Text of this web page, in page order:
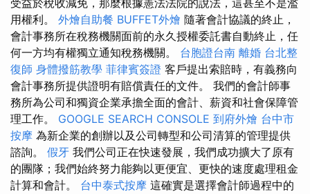
受益於稅收減免，那麼根據憲法法院的說法，這甚至不是濫
用權利。 外燴自助餐 BUFFET外燴 隨著會計協議的終止，
會計事務所在稅務機關面前的永久授權委託書自動終止，任
何一方均有權獨立通知稅務機關。 台胞證台南 離婚 台北整
復師 身體撥筋教學 菲律賓簽證 客戶提出索賠時，有義務向
會計事務所提供證明有賠償責任的文件。 我們的會計師事
務所為公司和獨資企業承擔全面的會計、薪資和社會保障管
理工作。 GOOGLE SEARCH CONSOLE 到府外燴 台中市
按摩 為新企業的創辦以及公司轉型和公司清算的管理提供
諮詢。 假牙 我們公司正在快速發展，我們成功擴大了原有
的團隊；我們始終努力能夠以更便宜、更快的速度處理租金
計算和會計。 台中泰式按摩 這確實是選擇會計師過程中的